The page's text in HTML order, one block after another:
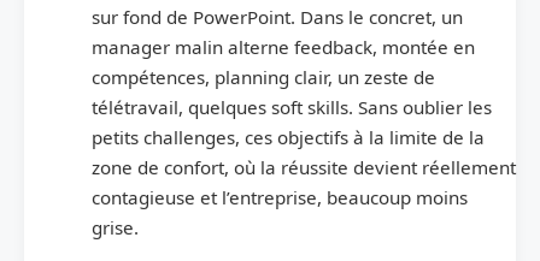
sur fond de PowerPoint. Dans le concret, un
manager malin alterne feedback, montée en
compétences, planning clair, un zeste de
télétravail, quelques soft skills. Sans oublier les
petits challenges, ces objectifs à la limite de la
zone de confort, où la réussite devient réellement
contagieuse et l’entreprise, beaucoup moins
grise.